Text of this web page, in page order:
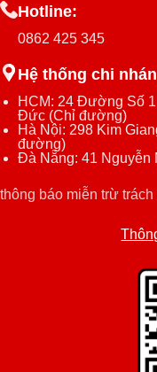
Hotline:
0862 425 345
Hệ thống chi
HCM: 24 Đường Số
Đức (Chỉ đường)
Hà Nội: 298 Kim
đường)
Đà Nẵng: 41 Nguyễn
thông báo miễn trừ trách